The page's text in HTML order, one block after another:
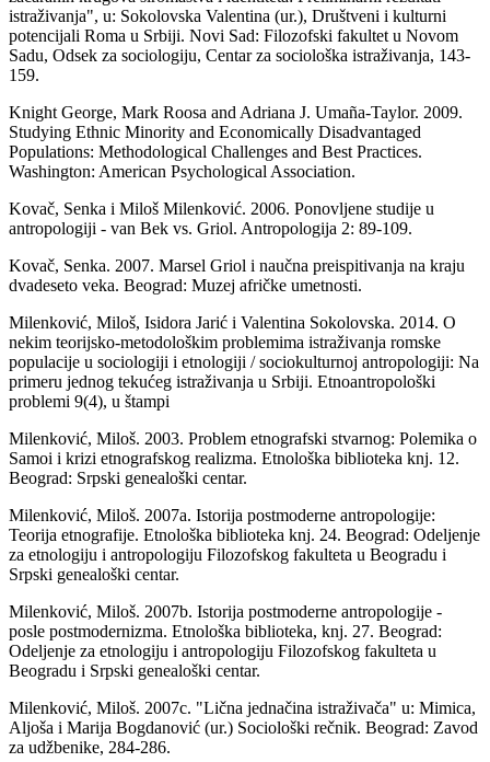
istraživanja", u: Sokolovska Valentina (ur.), Društveni i kulturni
potencijali Roma u Srbiji. Novi Sad: Filozofski fakultet u Novom
Sadu, Odsek za sociologiju, Centar za sociološka istraživanja, 143-
159.
Knight George, Mark Roosa and Adriana J. Umaña-Taylor. 2009.
Studying Ethnic Minority and Economically Disadvantaged
Populations: Methodological Challenges and Best Practices.
Washington: American Psychological Association.
Kovač, Senka i Miloš Milenković. 2006. Ponovljene studije u
antropologiji - van Bek vs. Griol. Antropologija 2: 89-109.
Kovač, Senka. 2007. Marsel Griol i naučna preispitivanja na kraju
dvadeseto veka. Beograd: Muzej afričke umetnosti.
Milenković, Miloš, Isidora Jarić i Valentina Sokolovska. 2014. O
nekim teorijsko-metodološkim problemima istraživanja romske
populacije u sociologiji i etnologiji / sociokulturnoj antropologiji: Na
primeru jednog tekućeg istraživanja u Srbiji. Etnoantropološki
problemi 9(4), u štampi
Milenković, Miloš. 2003. Problem etnografski stvarnog: Polemika o
Samoi i krizi etnografskog realizma. Etnološka biblioteka knj. 12.
Beograd: Srpski genealoški centar.
Milenković, Miloš. 2007a. Istorija postmoderne antropologije:
Teorija etnografije. Etnološka biblioteka knj. 24. Beograd: Odeljenje
za etnologiju i antropologiju Filozofskog fakulteta u Beogradu i
Srpski genealoški centar.
Milenković, Miloš. 2007b. Istorija postmoderne antropologije -
posle postmodernizma. Etnološka biblioteka, knj. 27. Beograd:
Odeljenje za etnologiju i antropologiju Filozofskog fakulteta u
Beogradu i Srpski genealoški centar.
Milenković, Miloš. 2007c. "Lična jednačina istraživača" u: Mimica,
Aljoša i Marija Bogdanović (ur.) Sociološki rečnik. Beograd: Zavod
za udžbenike, 284-286.